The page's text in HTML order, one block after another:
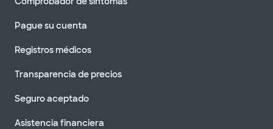
Pague su cuenta
Registros médicos
Transparencia de precios
Seguro aceptado
Asistencia financiera